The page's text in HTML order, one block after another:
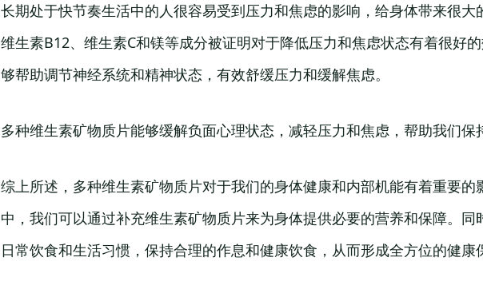
长期处于快节奏生活中的人很容易受到压力和焦虑的影响，给身体带来很大
维生素B12、维生素C和镁等成分被证明对于降低压力和焦虑状态有着很好
够帮助调节神经系统和精神状态，有效舒缓压力和缓解焦虑。
多种维生素矿物质片能够缓解负面心理状态，减轻压力和焦虑，帮助我们保
综上所述，多种维生素矿物质片对于我们的身体健康和内部机能有着重要的
中，我们可以通过补充维生素矿物质片来为身体提供必要的营养和保障。同
日常饮食和生活习惯，保持合理的作息和健康饮食，从而形成全方位的健康